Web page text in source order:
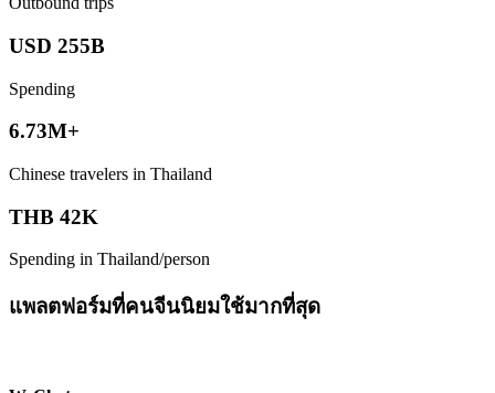
USD 255B
Spending
6.73M+
Chinese travelers in Thailand
THB 42K
Spending in Thailand/person
แพลตฟอร์มที่คนจีนนิยมใช้มากที่สุด